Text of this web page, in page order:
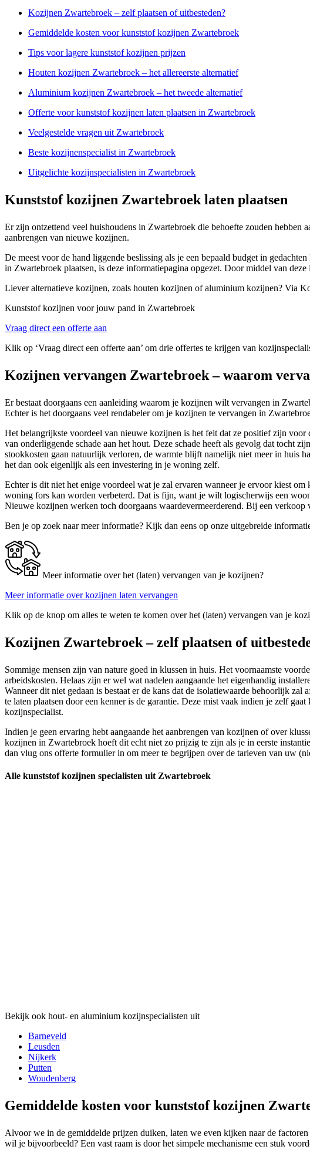
Kozijnen Zwartebroek – zelf plaatsen of uitbesteden?
Gemiddelde kosten voor kunststof kozijnen Zwartebroek
Tips voor lagere kunststof kozijnen prijzen
Houten kozijnen Zwartebroek – het allereerste alternatief
Aluminium kozijnen Zwartebroek – het tweede alternatief
Offerte voor kunststof kozijnen laten plaatsen in Zwartebroek
Veelgestelde vragen uit Zwartebroek
Beste kozijnenspecialist in Zwartebroek
Uitgelichte kozijnspecialisten in Zwartebroek
Kunststof kozijnen Zwartebroek laten plaatsen
Er zijn ontzettend veel huishoudens in Zwartebroek die behoefte zouden
aanbrengen van nieuwe kozijnen.
De meest voor de hand liggende beslissing als je een bepaald budget in
in Zwartebroek plaatsen, is deze informatiepagina opgezet. Door middel van
Liever alternatieve kozijnen, zoals houten kozijnen of aluminium kozijnen? Via
Kunststof kozijnen voor jouw pand in Zwartebroek
Vraag direct een offerte aan
Klik op ‘Vraag direct een offerte aan’ om drie offertes te krijgen van
Kozijnen vervangen Zwartebroek – waarom
Er bestaat doorgaans een aanleiding waarom je kozijnen wilt vervangen in
Echter is het doorgaans veel rendabeler om je kozijnen te vervangen in
Het belangrijkste voordeel van nieuwe kozijnen is het feit dat ze positief zijn
van onderliggende schade aan het hout. Deze schade heeft als gevolg dat tocht
stookkosten gaan natuurlijk verloren, de warmte blijft namelijk niet meer in huis
het dan ook eigenlijk als een investering in je woning zelf.
Echter is dit niet het enige voordeel wat je zal ervaren wanneer je ervoor kiest
woning fors kan worden verbeterd. Dat is fijn, want je wilt logischerwijs een
Nieuwe kozijnen werken toch doorgaans waardevermeerderend. Bij een
Ben je op zoek naar meer informatie? Kijk dan eens op onze uitgebreide
Meer informatie over het (laten) vervangen van je kozijnen?
Meer informatie over kozijnen laten vervangen
Klik op de knop om alles te weten te komen over het (laten) vervangen van je
Kozijnen Zwartebroek – zelf plaatsen of
Sommige mensen zijn van nature goed in klussen in huis. Het voornaamste
arbeidskosten. Helaas zijn er wel wat nadelen aangaande het eigenhandig
Wanneer dit niet gedaan is bestaat er de kans dat de isolatiewaarde behoorlijk
te laten plaatsen door een kenner is de garantie. Deze mist vaak indien je zelf
kozijnspecialist.
Indien je geen ervaring hebt aangaande het aanbrengen van kozijnen of over
kozijnen in Zwartebroek hoeft dit echt niet zo prijzig te zijn als je in eerste
dan vlug ons offerte formulier in om meer te begrijpen over de tarieven van uw
Alle kunststof kozijnen specialisten uit Zwartebroek
Bekijk ook hout- en aluminium kozijnspecialisten uit
Barneveld
Leusden
Nijkerk
Putten
Woudenberg
Gemiddelde kosten voor kunststof kozijnen
Alvoor we in de gemiddelde prijzen duiken, laten we even kijken naar de
wil je bijvoorbeeld? Een vast raam is door het simpele mechanisme een stuk